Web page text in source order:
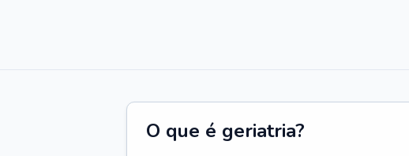
O que é geriatria?